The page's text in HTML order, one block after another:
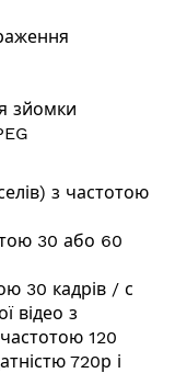
зйомки
з частотою
30 або 60
30 кадрів / с
відео з
120
720р і